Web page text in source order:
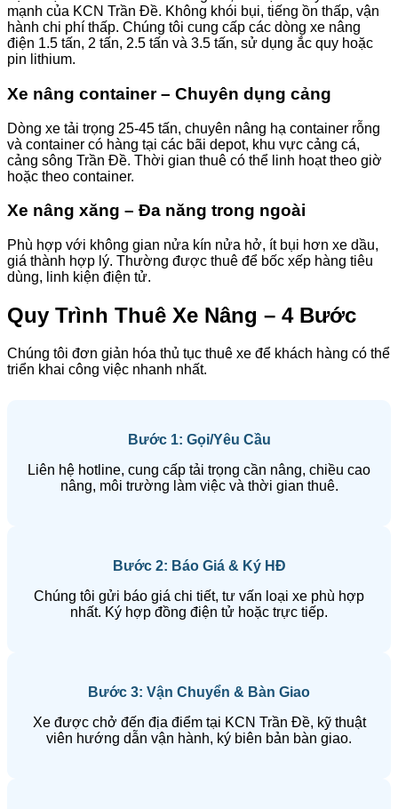
mạnh của KCN Trần Đề. Không khói bụi, tiếng ồn thấp, vận
hành chi phí thấp. Chúng tôi cung cấp các dòng xe nâng
điện 1.5 tấn, 2 tấn, 2.5 tấn và 3.5 tấn, sử dụng ắc quy hoặc
pin lithium.
Xe nâng container – Chuyên dụng cảng
Dòng xe tải trọng 25-45 tấn, chuyên nâng hạ container rỗng
và container có hàng tại các bãi depot, khu vực cảng cá,
cảng sông Trần Đề. Thời gian thuê có thể linh hoạt theo giờ
hoặc theo container.
Xe nâng xăng – Đa năng trong ngoài
Phù hợp với không gian nửa kín nửa hở, ít bụi hơn xe dầu,
giá thành hợp lý. Thường được thuê để bốc xếp hàng tiêu
dùng, linh kiện điện tử.
Quy Trình Thuê Xe Nâng – 4 Bước
Chúng tôi đơn giản hóa thủ tục thuê xe để khách hàng có thể
triển khai công việc nhanh nhất.
Bước 1: Gọi/Yêu Cầu
Liên hệ hotline, cung cấp tải trọng cần nâng, chiều cao
nâng, môi trường làm việc và thời gian thuê.
Bước 2: Báo Giá & Ký HĐ
Chúng tôi gửi báo giá chi tiết, tư vấn loại xe phù hợp
nhất. Ký hợp đồng điện tử hoặc trực tiếp.
Bước 3: Vận Chuyển & Bàn Giao
Xe được chở đến địa điểm tại KCN Trần Đề, kỹ thuật
viên hướng dẫn vận hành, ký biên bản bàn giao.